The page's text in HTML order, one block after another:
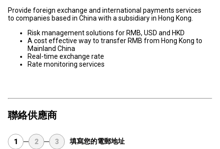
Provide foreign exchange and international payments services
to companies based in China with a subsidiary in Hong Kong.
Risk management solutions for RMB, USD and HKD
A cost effective way to transfer RMB from Hong Kong to
Mainland China
Real-time exchange rate
Rate monitoring services
聯絡供應商
1 2 3 填寫您的電郵地址